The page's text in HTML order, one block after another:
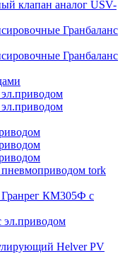
клапан аналог USV-
Гранбаланс
Гранбаланс
tork
Гранрег КМ305Ф с
Helver PV